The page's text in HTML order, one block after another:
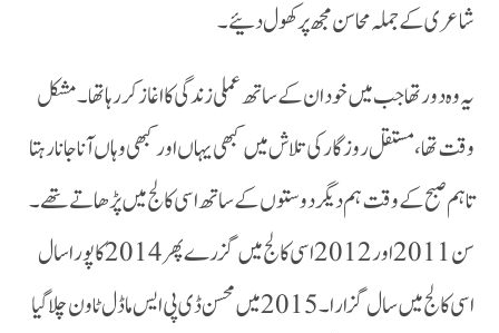
شاعری کے جملہ محاسن مجھ پر کھول دئیے۔
وقت تھا،مستقل روزگار کی تلاش میں کبھی یہاں اور کبھی وہاں آنا جانا رہتا
تاہم صبح کے وقت ہم دیگر دوستوں کے ساتھ اسی کالج میں پڑھاتے تھے۔
سن 2011 اور 2012 اسی کالج میں گزرے پھر 2014 کا پورا سال
اسی کالج میں سال گزارا۔2015 میں محسن ڈی پی ایس ماڈل ٹاون چلا گیا